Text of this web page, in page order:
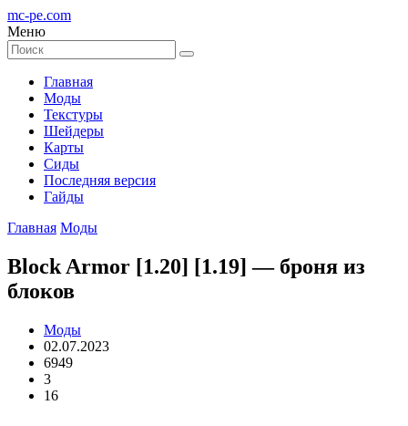
mc-pe.com
Меню
Главная
Моды
Текстуры
Шейдеры
Карты
Сиды
Последняя версия
Гайды
Главная Моды
Block Armor [1.20] [1.19] — броня из
блоков
Моды
02.07.2023
6949
3
16